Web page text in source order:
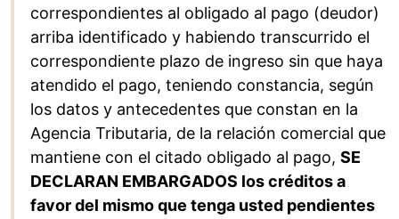
correspondientes al obligado al pago (deudor)
arriba identificado y habiendo transcurrido el
correspondiente plazo de ingreso sin que haya
atendido el pago, teniendo constancia, según
los datos y antecedentes que constan en la
Agencia Tributaria, de la relación comercial que
mantiene con el citado obligado al pago, SE
DECLARAN EMBARGADOS los créditos a
favor del mismo que tenga usted pendientes